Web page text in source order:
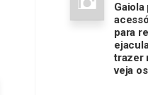
Gaiola
para
trazer
veja